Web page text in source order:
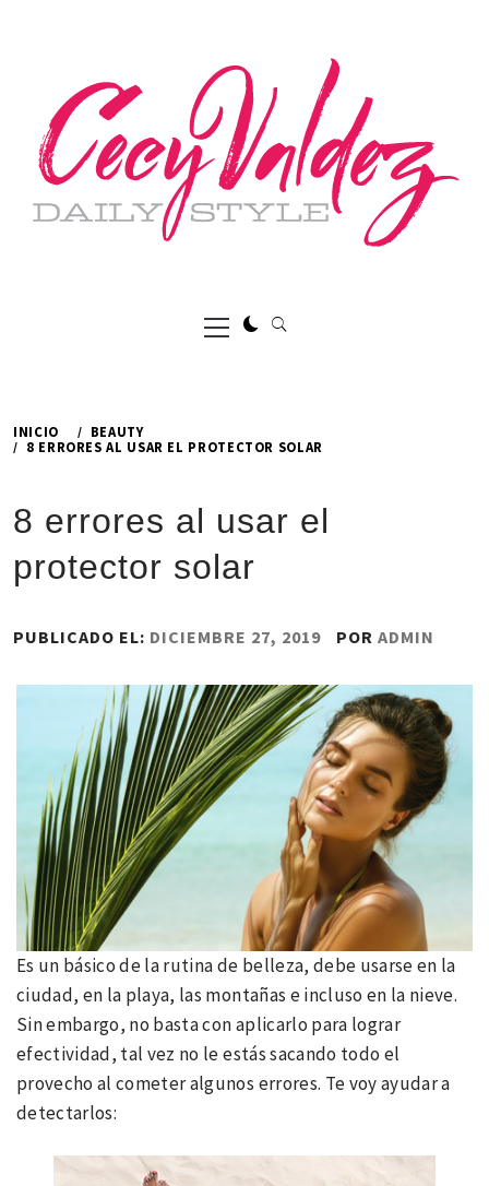
Menú
principal
INICIO
BEAUTY
8 ERRORES AL USAR EL PROTECTOR SOLAR
8 errores al usar el
protector solar
PUBLICADO EL: DICIEMBRE 27, 2019 POR ADMIN
Es un básico de la rutina de belleza, debe usarse en la
ciudad, en la playa, las montañas e incluso en la nieve.
Sin embargo, no basta con aplicarlo para lograr
efectividad, tal vez no le estás sacando todo el
provecho al cometer algunos errores. Te voy ayudar a
detectarlos: